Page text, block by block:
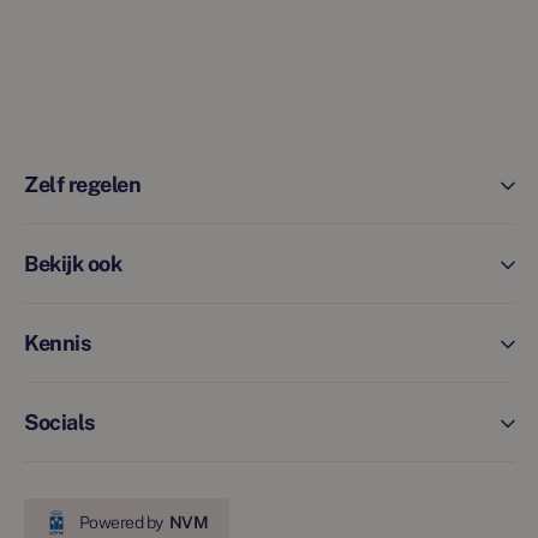
Zelf regelen
Bekijk ook
Kennis
Socials
Powered by NVM